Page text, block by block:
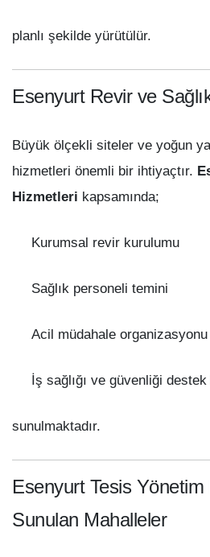
planlı şekilde yürütülür.
Esenyurt Revir ve
Büyük ölçekli siteler ve yoğun
hizmetleri önemli bir ihtiyaçtır.
Hizmetleri kapsamında;
Kurumsal revir kurulumu
Sağlık personeli temini
Acil müdahale organizasyonu
İş sağlığı ve güvenliği
sunulmaktadır.
Esenyurt Tesis Yönetim
Sunulan Mahalleler